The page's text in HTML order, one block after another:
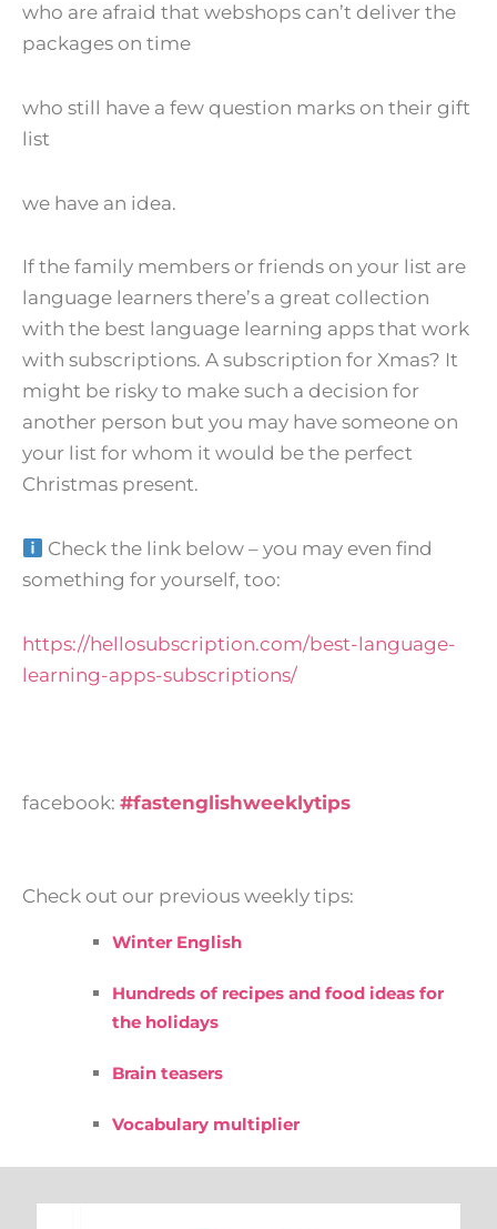
who are afraid that webshops can’t deliver the
packages on time
who still have a few question marks on their gift
list
we have an idea.
If the family members or friends on your list are
language learners there’s a great collection
with the best language learning apps that work
with subscriptions. A subscription for Xmas? It
might be risky to make such a decision for
another person but you may have someone on
your list for whom it would be the perfect
Christmas present.
Check the link below – you may even find
something for yourself, too:
https://hellosubscription.com/best-language-
learning-apps-subscriptions/
facebook: #fastenglishweeklytips
Check out our previous weekly tips:
Winter English
Hundreds of recipes and food ideas for
the holidays
Brain teasers
Vocabulary multiplier